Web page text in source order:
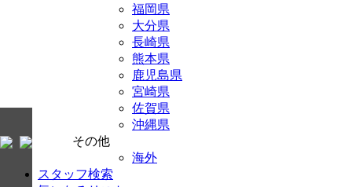
福岡県
大分県
長崎県
熊本県
鹿児島県
宮崎県
佐賀県
沖縄県
その他
海外
スタッフ検索